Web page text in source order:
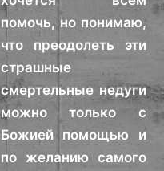
помочь, но понимаю,
что преодолеть эти
страшные
смертельные недуги
можно только с
Божией помощью и
по желанию самого